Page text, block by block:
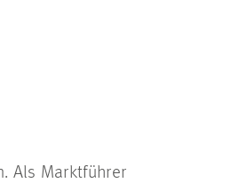
Als Marktführer